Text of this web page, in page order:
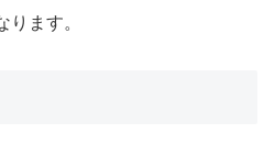
ります。